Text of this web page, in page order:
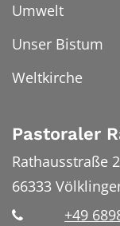
Umwelt
Unser Bistum
Weltkirche
Pastoraler
Rathausstraße
66333
+49